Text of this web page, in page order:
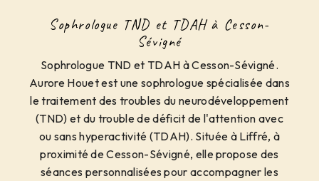
Sophrologue TND et TDAH à Cesson-
Sévigné
Sophrologue TND et TDAH à Cesson-Sévigné.
Aurore Houet est une sophrologue spécialisée dans
le traitement des troubles du neurodéveloppement
(TND) et du trouble de déficit de l'attention avec
ou sans hyperactivité (TDAH). Située à Liffré, à
proximité de Cesson-Sévigné, elle propose des
séances personnalisées pour accompagner les